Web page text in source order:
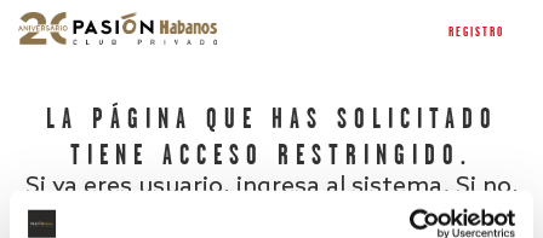
REGISTRO
LA PÁGINA QUE HAS SOLICITADO
TIENE ACCESO RESTRINGIDO.
Si ya eres usuario, ingresa al sistema. Si no,